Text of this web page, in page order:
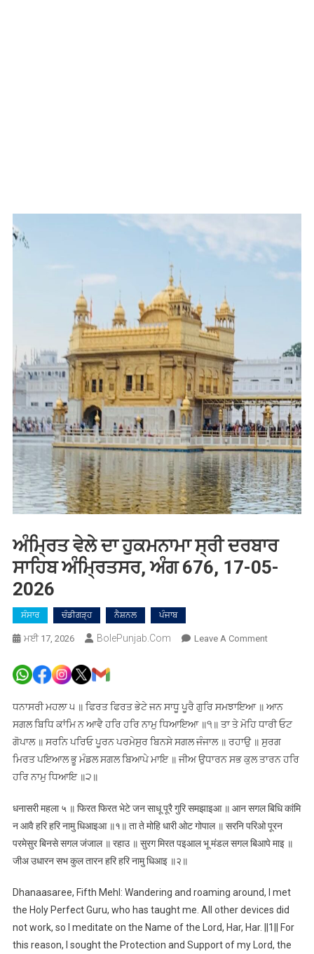
ਅੰਮ੍ਰਿਤ ਵੇਲੇ ਦਾ ਹੁਕਮਨਾਮਾ ਸ੍ਰੀ ਦਰਬਾਰ
ਸਾਹਿਬ ਅੰਮ੍ਰਿਤਸਰ, ਅੰਗ 676, 17-05-
2026
ਸੰਸਾਰ ਚੰਡੀਗੜ੍ਹ ਨੈਸ਼ਨਲ ਪੰਜਾਬ
ਮਈ 17, 2026 BolePunjab.com Leave A CommentOn
ਹੁਕਮਨਾਮਾ
ਸ੍ਰੀ
17-
05-
2026
ਧਨਾਸਰੀ ਮਹਲਾ ੫ ॥ ਫਿਰਤ ਫਿਰਤ ਭੇਟੇ ਜਨ ਸਾਧੂ ਪੂਰੈ ਗੁਰਿ ਸਮਝਾਇਆ ॥ ਆਨ
ਸਗਲ ਬਿਧਿ ਕਾਂਮਿ ਨ ਆਵੈ ਹਰਿ ਹਰਿ ਨਾਮੁ ਧਿਆਇਆ ॥੧॥ ਤਾ ਤੇ ਮੋਹਿ ਧਾਰੀ ਓਟ
ਗੋਪਾਲ ॥ ਸਰਨਿ ਪਰਿਓ ਪੂਰਨ ਪਰਮੇਸੁਰ ਬਿਨਸੇ ਸਗਲ ਜੰਜਾਲ ॥ ਰਹਾਉ ॥ ਸੁਰਗ
ਮਿਰਤ ਪਇਆਲ ਭੂ ਮੰਡਲ ਸਗਲ ਬਿਆਪੇ ਮਾਇ ॥ ਜੀਅ ਉਧਾਰਨ ਸਭ ਕੁਲ ਤਾਰਨ ਹਰਿ
ਹਰਿ ਨਾਮੁ ਧਿਆਇ ॥੨॥
धनासरी महला ५ ॥ फिरत फिरत भेटे जन साधू पूरै गुरि समझाइआ ॥ आन सगल बिधि कांमि
न आवै हरि हरि नामु धिआइआ ॥१॥ ता ते मोहि धारी ओट गोपाल ॥ सरनि परिओ पूरन
परमेसुर बिनसे सगल जंजाल ॥ रहाउ ॥ सुरग मिरत पइआल भू मंडल सगल बिआपे माइ ॥
जीअ उधारन सभ कुल तारन हरि हरि नामु धिआइ ॥२॥
Dhanaasaree, Fifth Mehl: Wandering and roaming around, I met
the Holy Perfect Guru, who has taught me. All other devices did
not work, so I meditate on the Name of the Lord, Har, Har. ||1|| For
this reason, I sought the Protection and Support of my Lord, the